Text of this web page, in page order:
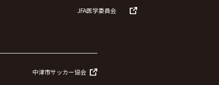
JFA医学委員会
中津市サッカー協会